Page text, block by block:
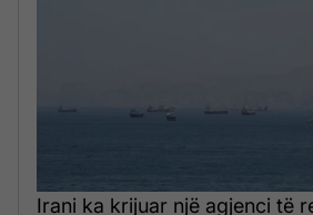
Irani ka krijuar një agjenci të